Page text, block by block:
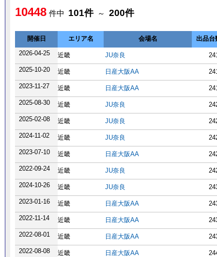
10448 件中 101件 ～ 200件
開催日 エリア名 会場名
出品
2026-04-25
近畿 JU奈良
2025-10-20
近畿 日産大阪AA
2023-11-27
近畿 日産大阪AA
2025-08-30
近畿 JU奈良
2025-02-08
近畿 JU奈良
2024-11-02
近畿 JU奈良
2023-07-10
近畿 日産大阪AA
2022-09-24
近畿 JU奈良
2024-10-26
近畿 JU奈良
2023-01-16
近畿 日産大阪AA
2022-11-14
近畿 日産大阪AA
2022-08-01
近畿 日産大阪AA
2022-08-08
近畿 日産大阪AA